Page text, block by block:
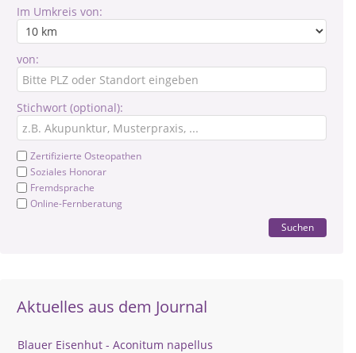
Im Umkreis von:
von:
Stichwort (optional):
Zertifizierte Osteopathen
Soziales Honorar
Fremdsprache
Online-Fernberatung
Suchen
Aktuelles aus dem Journal
Blauer Eisenhut - Aconitum napellus